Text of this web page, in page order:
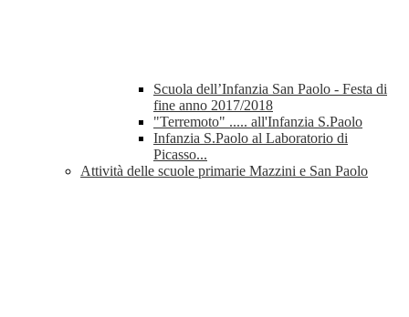
Scuola dell’Infanzia San Paolo - Festa di
fine anno 2017/2018
"Terremoto" ..... all'Infanzia S.Paolo
Infanzia S.Paolo al Laboratorio di
Picasso...
Attività delle scuole primarie Mazzini e San Paolo